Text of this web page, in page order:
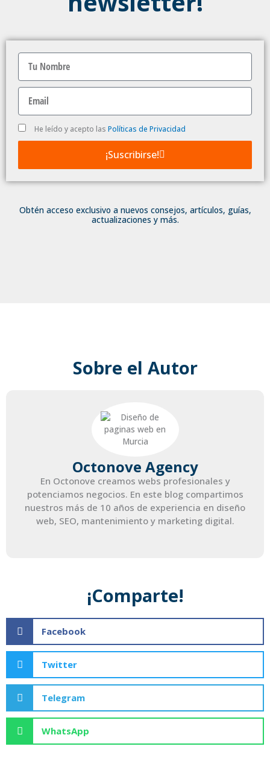
Nombre
Email
Politica
de
He leído y acepto las Políticas de Privacidad
¡Suscribirse!
Obtén acceso exclusivo a nuevos consejos, artículos, guías,
actualizaciones y más.
Sobre el Autor
Octonove Agency
En Octonove creamos webs profesionales y
potenciamos negocios. En este blog compartimos
nuestros más de 10 años de experiencia en diseño
web, SEO, mantenimiento y marketing digital.
¡Comparte!
Facebook
Twitter
Telegram
WhatsApp